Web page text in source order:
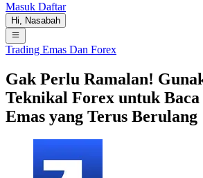
Masuk Daftar
Hi, Nasabah
Trading Emas Dan Forex
Gak Perlu Ramalan!
Teknikal Forex untuk
Emas yang Terus Berulang